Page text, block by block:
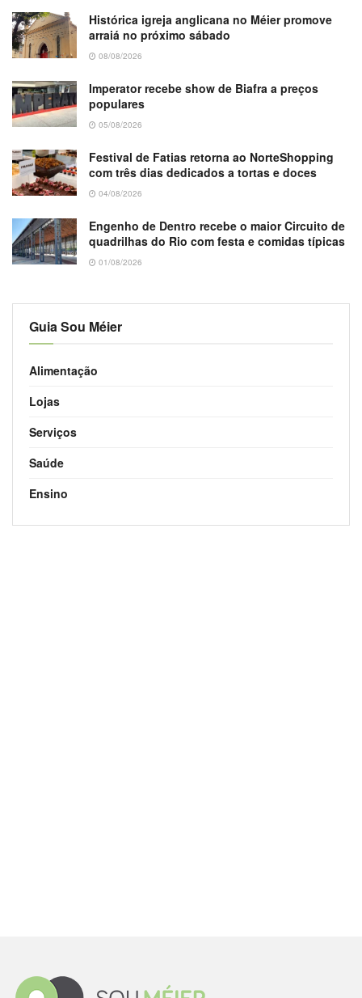
Histórica igreja anglicana no Méier promove
arraiá no próximo sábado
08/08/2026
Imperator recebe show de Biafra a preços
populares
05/08/2026
Festival de Fatias retorna ao NorteShopping
com três dias dedicados a tortas e doces
04/08/2026
Engenho de Dentro recebe o maior Circuito de
quadrilhas do Rio com festa e comidas típicas
01/08/2026
Guia Sou Méier
Alimentação
Lojas
Serviços
Saúde
Ensino